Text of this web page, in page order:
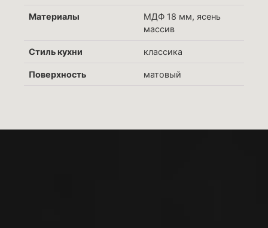
Материалы
МДФ 18 мм, ясень
массив
Стиль кухни классика
Поверхность матовый